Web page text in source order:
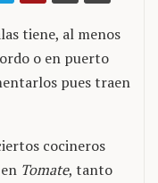
tiene, al menos
o en puerto
pues traen
cocineros
Tomate, tanto